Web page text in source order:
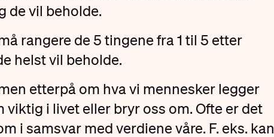
de vil beholde.
rangere de 5 tingene fra 1 til 5 etter
helst vil beholde.
etterpå om hva vi mennesker legger
viktig i livet eller bryr oss om. Ofte er det
i samsvar med verdiene våre. F. eks. kan